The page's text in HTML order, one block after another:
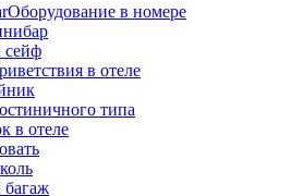
Оборудование в номере
сейф
в отеле
типа
в отеле